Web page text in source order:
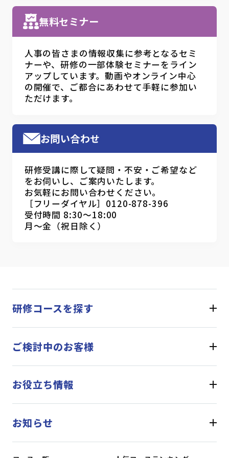
無料セミナー
人事の皆さまの情報収集に参考となるセミ
ナーや、研修の一部体験セミナーをライン
アップしています。動画やオンライン中心
の開催で、ご都合にあわせて手軽に参加い
ただけます。
お問い合わせ
研修受講に際して疑問・不安・ご希望など
をお伺いし、ご案内いたします。
お気軽にお問い合わせください。
［フリーダイヤル］0120-878-396
受付時間 8:30～18:00
月～金（祝日除く）
研修コースを探す
ご検討中のお客様
お役立ち情報
お知らせ